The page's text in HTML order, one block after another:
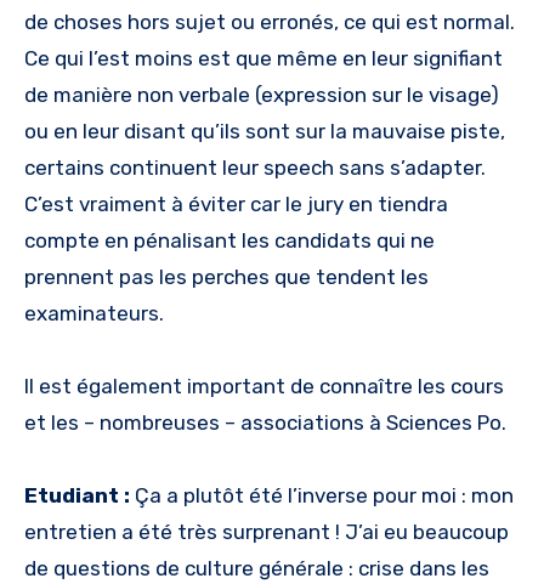
de choses hors sujet ou erronés, ce qui est normal.
Ce qui l’est moins est que même en leur signifiant
de manière non verbale (expression sur le visage)
ou en leur disant qu’ils sont sur la mauvaise piste,
certains continuent leur speech sans s’adapter.
C’est vraiment à éviter car le jury en tiendra
compte en pénalisant les candidats qui ne
prennent pas les perches que tendent les
examinateurs.
Il est également important de connaître les cours
et les – nombreuses – associations à Sciences Po.
Etudiant : Ça a plutôt été l’inverse pour moi : mon
entretien a été très surprenant ! J’ai eu beaucoup
de questions de culture générale : crise dans les